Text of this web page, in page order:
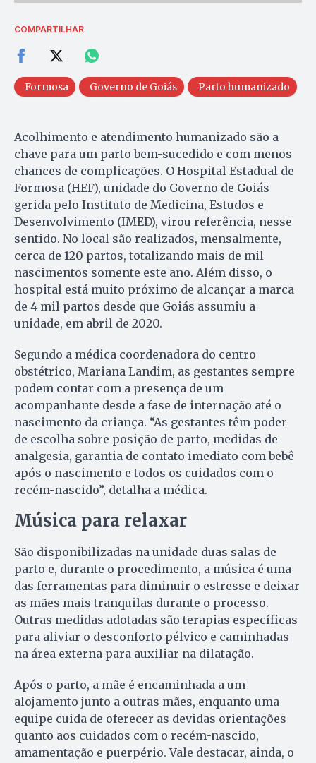
COMPARTILHAR
Formosa Governo de Goiás Parto humanizado
Acolhimento e atendimento humanizado são a
chave para um parto bem-sucedido e com menos
chances de complicações. O Hospital Estadual de
Formosa (HEF), unidade do Governo de Goiás
gerida pelo Instituto de Medicina, Estudos e
Desenvolvimento (IMED), virou referência, nesse
sentido. No local são realizados, mensalmente,
cerca de 120 partos, totalizando mais de mil
nascimentos somente este ano. Além disso, o
hospital está muito próximo de alcançar a marca
de 4 mil partos desde que Goiás assumiu a
unidade, em abril de 2020.
Segundo a médica coordenadora do centro
obstétrico, Mariana Landim, as gestantes sempre
podem contar com a presença de um
acompanhante desde a fase de internação até o
nascimento da criança. “As gestantes têm poder
de escolha sobre posição de parto, medidas de
analgesia, garantia de contato imediato com bebê
após o nascimento e todos os cuidados com o
recém-nascido”, detalha a médica.
Música para relaxar
São disponibilizadas na unidade duas salas de
parto e, durante o procedimento, a música é uma
das ferramentas para diminuir o estresse e deixar
as mães mais tranquilas durante o processo.
Outras medidas adotadas são terapias específicas
para aliviar o desconforto pélvico e caminhadas
na área externa para auxiliar na dilatação.
Após o parto, a mãe é encaminhada a um
alojamento junto a outras mães, enquanto uma
equipe cuida de oferecer as devidas orientações
quanto aos cuidados com o recém-nascido,
amamentação e puerpério. Vale destacar, ainda, o